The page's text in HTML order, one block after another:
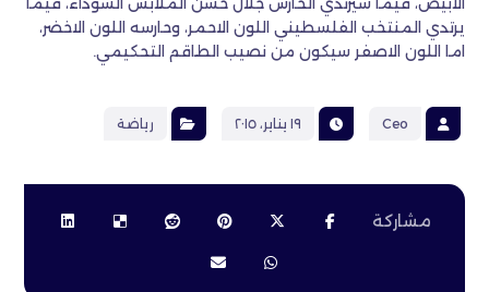
يرتدي المنتخب الفلسطيني اللون الاحمر، وحارسه اللون الاخضر،
اما اللون الاصفر سيكون من نصيب الطاقم التحكيمي.
Ceo ١٩ يناير، ٢٠١٥ رياضة